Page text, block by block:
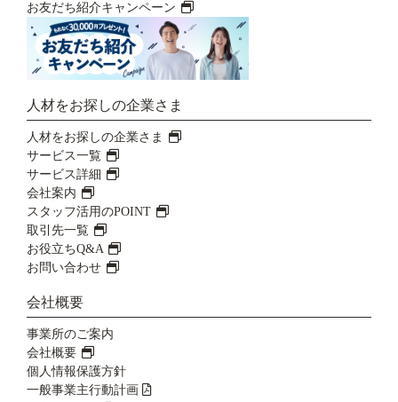
お友だち紹介キャンペーン
人材をお探しの企業さま
人材をお探しの企業さま
サービス一覧
サービス詳細
会社案内
スタッフ活用のPOINT
取引先一覧
お役立ちQ&A
お問い合わせ
会社概要
事業所のご案内
会社概要
個人情報保護方針
一般事業主行動計画